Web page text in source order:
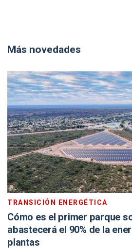
Más novedades
TRANSICIÓN ENERGÉTICA
Cómo es el primer parque
abastecerá el 90% de la
plantas